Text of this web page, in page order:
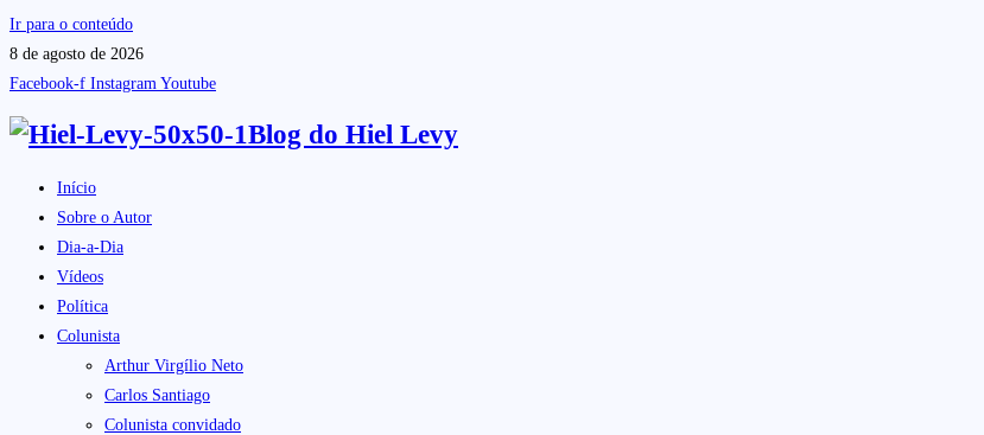
Ir para o conteúdo
8 de agosto de 2026
Facebook-f Instagram Youtube
Blog do Hiel Levy
Início
Sobre o Autor
Dia-a-Dia
Vídeos
Política
Colunista
Arthur Virgílio Neto
Carlos Santiago
Colunista convidado